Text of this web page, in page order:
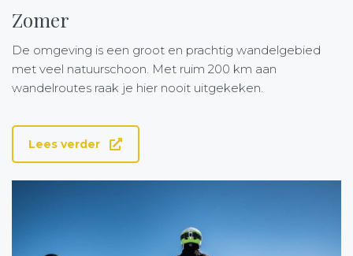
Zomer
De omgeving is een groot en prachtig wandelgebied
met veel natuurschoon. Met ruim 200 km aan
wandelroutes raak je hier nooit uitgekeken.
Lees verder